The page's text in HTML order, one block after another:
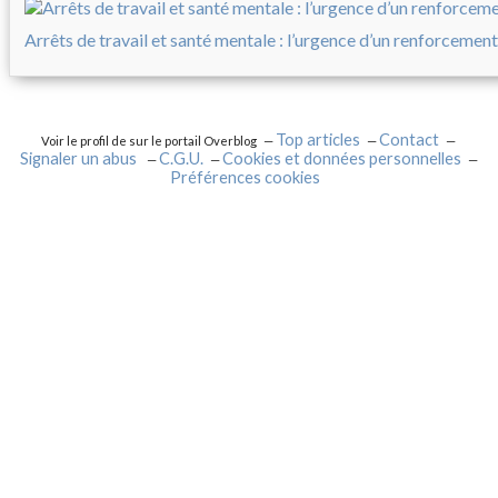
Arrêts de travail et santé mentale : l’urgence d’un
Voir le profil de sur le portail Overblog Top articles
Contact
Signaler un abus
C.G.U.
Cookies et données personnelles
Préférences cookies